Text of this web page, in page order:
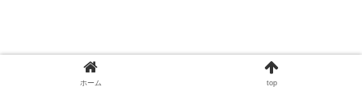
ホーム top